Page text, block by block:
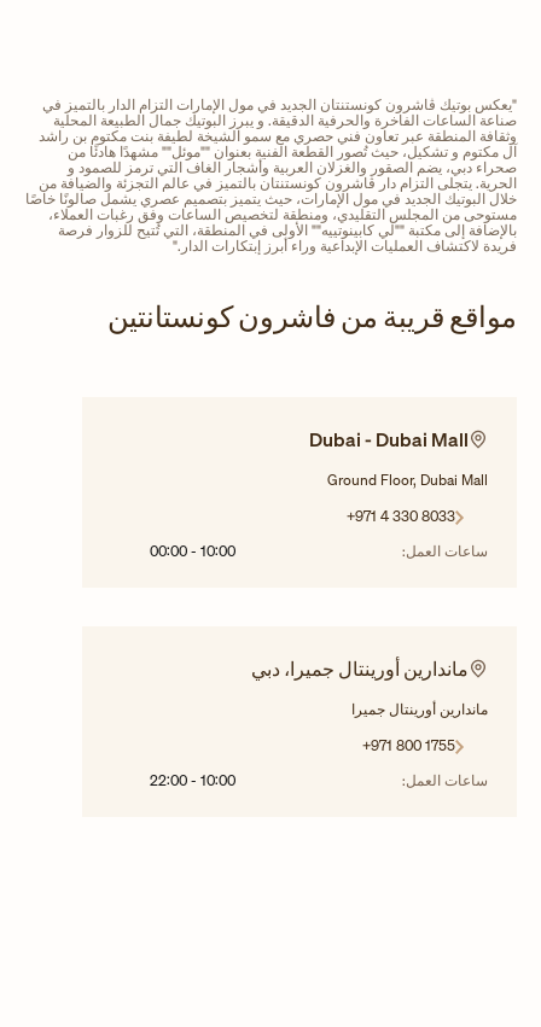
"يعكس بوتيك ڤاشرون كونستنتان الجديد في مول الإمارات التزام الدار بالتميز في
صناعة الساعات الفاخرة والحرفية الدقيقة. و يبرز البوتيك جمال الطبيعة المحلية
وثقافة المنطقة عبر تعاون فني حصري مع سمو الشيخة لطيفة بنت مكتوم بن راشد
آل مكتوم و تشكيل، حيث تُصور القطعة الفنية بعنوان ""موئل"" مشهدًا هادئًا من
صحراء دبي، يضم الصقور والغزلان العربية وأشجار الغاف التي ترمز للصمود و
الحرية. يتجلى التزام دار ڤاشرون كونستنتان بالتميز في عالم التجزئة والضيافة من
خلال البوتيك الجديد في مول الإمارات، حيث يتميز بتصميم عصري يشمل صالونًا خاصًا
مستوحى من المجلس التقليدي، ومنطقة لتخصيص الساعات وفق رغبات العملاء،
بالإضافة إلى مكتبة ""لي كابينوتييه"" الأولى في المنطقة، التي تُتيح للزوار فرصة
فريدة لاكتشاف العمليات الإبداعية وراء أبرز إبتكارات الدار."
مواقع قريبة من فاشرون كونستانتين
Dubai - Dubai Mall
Ground Floor, Dubai Mall
+971 4 330 8033
ساعات العمل:
10:00
-
00:00
ماندارين أورينتال جميرا، دبي
ماندارين أورينتال جميرا
+971 800 1755
ساعات العمل:
10:00
-
22:00